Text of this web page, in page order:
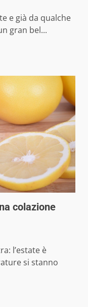
e già da qualche
gran bel...
colazione
l’estate è
si stanno